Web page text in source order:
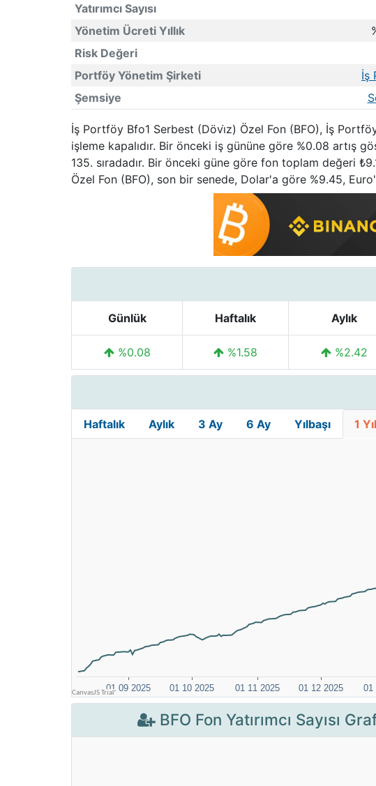
Yatırımcı Sayısı
Yönetim Ücreti Yıllık
Risk Değeri
Portföy Yönetim Şirketi
İş
Şemsiye
İş Portföy Bfo1 Serbest (Dövi̇z) Özel Fon (BFO), İş
işleme kapalıdır. Bir önceki iş gününe göre %0.08 artış
135. sıradadır. Bir önceki güne göre fon toplam değeri
Özel Fon (BFO), son bir senede, Dolar'a göre %9.45,
Günlük Haftalık Aylık
%0.08 %1.58 %2.42
Haftalık Aylık 3 Ay 6 Ay Yılbaşı 1 Yıl
BFO Fon Yatırımcı Sayısı